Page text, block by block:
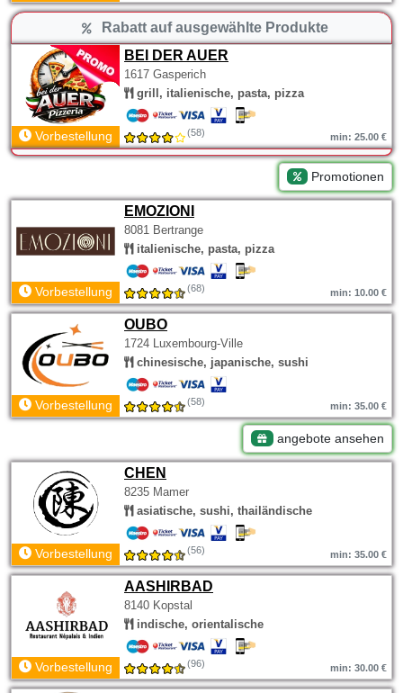
Rabatt auf ausgewählte Produkte
BEI DER AUER
1617 Gasperich
grill, italienische, pasta, pizza
Vorbestellung (58) min: 25.00 €
Promotionen
EMOZIONI
8081 Bertrange
italienische, pasta, pizza
Vorbestellung (68) min: 10.00 €
OUBO
1724 Luxembourg-Ville
chinesische, japanische, sushi
Vorbestellung (58) min: 35.00 €
angebote ansehen
CHEN
8235 Mamer
asiatische, sushi, thailändische
Vorbestellung (56) min: 35.00 €
AASHIRBAD
8140 Kopstal
indische, orientalische
Vorbestellung (96) min: 30.00 €